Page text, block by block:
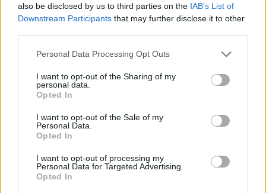
also be disclosed by us to third parties on the IAB’s List of
Downstream Participants that may further disclose it to other
Please note that this website/app uses one or more Google
not limited to your visit or usage behaviour. You may click to
grant or deny consent to Google and its third-party tags to
use your data for below specified purposes in below Google
consent section.
Personal Data Processing Opt Outs
I want to opt-out of the Sharing of my
personal data.
Opted In
I want to opt-out of the Sale of my
Personal Data.
Opted In
I want to opt-out of processing my
Personal Data for Targeted Advertising.
Opted In
«Βοήθεια, ο πατέρας μου έπεσε»: Η στιγμή που ο
γιος του ιδρυτή της Mango τηλεφωνεί στο 112
μετά τη μοιραία πτώση του πατέρα του, Ίσακ Άντικ, σε χαράδρα
στο Μοντσεράτ, ήρθαν στο φως και μπαίνουν πλέον στο
επίκεντρο της δικαστικής διαμάχης.